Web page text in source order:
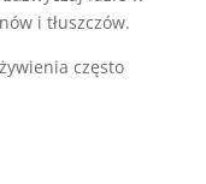
i tłuszczów.
często